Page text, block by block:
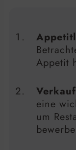
Appetit
eine
um